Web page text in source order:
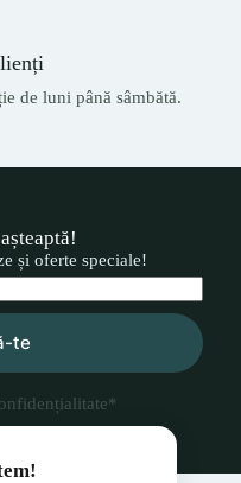
de luni până sâmbătă.
și oferte speciale!
te
*